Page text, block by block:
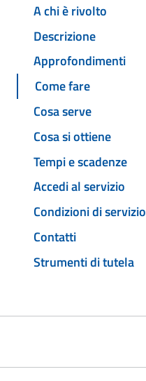
A chi è rivolto
Descrizione
Approfondimenti
Come fare
Cosa serve
Cosa si ottiene
Tempi e scadenze
Accedi al servizio
Condizioni di servizio
Contatti
Strumenti di tutela